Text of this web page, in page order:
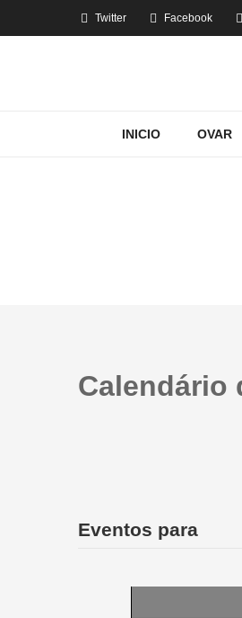
Twitter Facebook
INICIO OVAR
Calendário
Eventos para